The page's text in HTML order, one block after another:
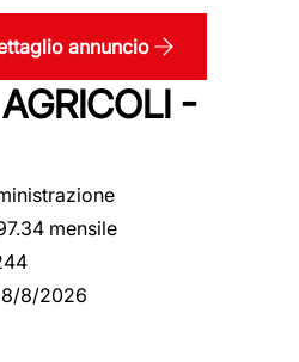
annuncio
-
mensile
8/8/2026